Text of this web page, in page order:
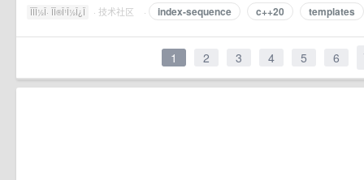
ÎÎ­Î½Î· ÎÎ®Î¹Î½Î¿Ï · 技术社区 · index-sequence c++20 templates
1 2 3 4 5 6